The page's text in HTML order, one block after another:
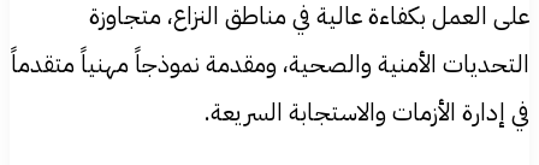
على العمل بكفاءة عالية في مناطق النزاع، متجاوزة
التحديات الأمنية والصحية، ومقدمة نموذجاً مهنياً متقدماً
في إدارة الأزمات والاستجابة السريعة.